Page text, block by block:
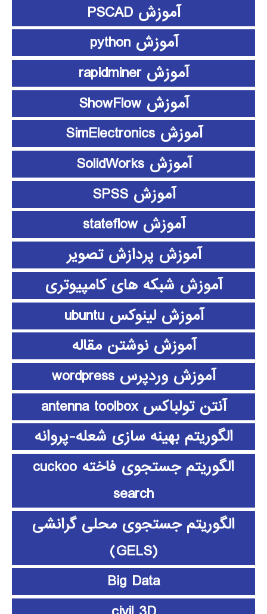
آموزش PSCAD
آموزش python
آموزش rapidminer
آموزش ShowFlow
آموزش SimElectronics
آموزش SolidWorks
آموزش SPSS
آموزش stateflow
آموزش پردازش تصویر
آموزش شبکه های کامپیوتری
آموزش لینوکس ubuntu
آموزش نوشتن مقاله
آموزش وردپرس wordpress
آنتن تولباکس antenna toolbox
الگوریتم بهینه سازی شعله-پروانه
الگوریتم جستجوی فاخته cuckoo
search
الگوریتم جستجوی محلی گرانشی
(GELS)
Big Data